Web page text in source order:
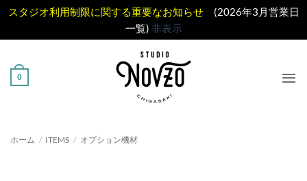
スタジオ利用制限に関する重要なお知らせ
(2026年3月営業日
一覧) 非表示
content
0
ホーム / ITEMS / オプション機材